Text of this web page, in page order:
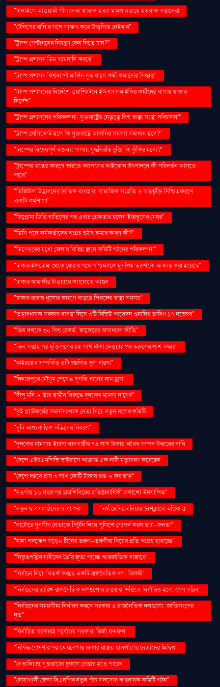
"টাঙ্গাইলে আওয়ামী লীগ নেতা ফারুক হত্যা মামলার রায়ে হতবাক সন্তানেরা
"টেনিসের রানি’র সঙ্গে সাক্ষাৎ করে উচ্ছ্বসিত নেইমার"
"ট্রাম্প পেন্টাগনের নিয়ন্ত্রণ কেন নিতে চান?"
"ট্রাম্প প্রশাসন ডিম আমদানি করবে"
"ট্রাম্প প্রশাসন বিশ্বব্যাপী মার্কিন দূতাবাসে কর্মী কমানোর সিদ্ধান্ত"
"ট্রাম্প প্রশাসনের নির্দেশে ওয়াশিংটনে ইউএসএআইডির কর্মীদের বাসায় থাকার
নির্দেশ"
"ট্রাম্প প্রশাসনের পরিকল্পনা: যুক্তরাষ্ট্রের নেতৃত্বে বিশ্ব স্বাস্থ্য সংস্থা পরিচালনা"
"ট্রাম্প প্রেসিডেন্ট হলে কি যুক্তরাষ্ট্রে আদানির সমস্যা সমাধান হবে?"
"ট্রাম্পের বিদ্বেষপূর্ণ বক্তব্য: গাজায় যুদ্ধবিরতি চুক্তি কি ঝুঁকির মধ্যে?"
"ট্রাম্পের শুল্কের কারণে ভারতে অ্যাপলের আইফোন উৎপাদনে কী পরিবর্তন আসতে
পারে"
"ডিজিটাল উদ্ভাবনের নৈতিক ব্যবহার: সামাজিক সংহতি ও অন্তর্ভুক্তি নিশ্চিতকরণে
একটি কর্মশালা"
"ডিপ্লোমা ডিগ্রি বাতিলের পর এবার গ্রেফতার হলেন ইস্তাম্বুলের মেয়র"
"ডিসি পদে কর্মকর্তাদের আগ্রহ হঠাৎ কমার কারণ কী?"
"ডিসেম্বরের মধ্যে জেলার বিভিন্ন স্থানে কমিটি গঠনের পরিকল্পনা"
"ঢাকার ইজতেমা থেকে ফেরার পথে পশ্চিমবঙ্গে মুসলিম তরুণকে আক্রান্ত করা হয়েছে"
"ঢাকার জাহাঙ্গীর টাওয়ারে ক্যাফেতে আগুন
"ঢাকার রাস্তায় ধুলোর কারণে বাড়ছে শিশুদের স্বাস্থ্য সমস্যা"
"তত্ত্বাবধায়ক সরকার ব্যবস্থা নিয়ে ৩টি রিভিউ আবেদন শুনানির তারিখ ১৭ নভেম্বর"
"তিন দশকে ৩০ বিশ্ব রেকর্ড: জাকেরের অসাধারণ কীর্তি"
"তিন সপ্তাহ পর মুক্তিপণের ২৫ লাখ টাকা দেওয়ার পর তরুণের লাশ উদ্ধার"
"থাইরয়েড সম্পর্কিত ৫টি প্রচলিত ভুল ধারণা"
"দিনাজপুরে মৌসুম শেষেও সুগন্ধি ধানের দাম হ্রাস"
"দীপু মনি ও তাঁর স্বামীর বিরুদ্ধে দুদকের মামলা দায়ের"
"দুই প্ল্যাটফর্মের সমানসংখ্যক নেতা নিয়ে নতুন দলের কমিটি
"দুটি আলংকারিক উদ্ভিদের বিবরণ"
"দুদকের মামলায় ইয়াবা ব্যবসায়ীর ৭৬ লাখ টাকার অবৈধ সম্পদ উদ্ধারের দাবি
"দেশে এইচএমপিভি ভাইরাসে আক্রান্ত এক নারী মৃত্যুবরণ করেছেন
"দেশে বছরে প্রায় ৩ লাখ কোটি টাকার শুল্ক ও কর ছাড়"
"নওগাঁয় ১৬ বছর পর ছাত্রশিবিরের প্রতিষ্ঠাবার্ষিকী প্রকাশ্যে উদযাপিত"
"নতুন ছাত্রসংগঠনের যাত্রা শুরু
"নর্থ মেসিডোনিয়ার নৈশক্লাবে অগ্নিকাণ্ড
"নাটোরে যুবলীগ নেতাকে পিটুনি দিয়ে পুলিশে সোপর্দ করল ছাত্র-জনতা"
"নানা পদক্ষেপ সত্ত্বেও চীনের তরুণ-তরুণীরা বিয়ের প্রতি আগ্রহ হারাচ্ছে"
"নিভৃতপল্লির নারীদের তৈরি জুতা পাচ্ছে আন্তর্জাতিক বাজারে"
"নির্বাচন নিয়ে বিতর্ক করছে একটি রাজনৈতিক দল: রিজভী"
"নির্বাচনের তারিখ রাজনৈতিক দলগুলোর চাওয়ার ভিত্তিতে নির্ধারিত হবে: প্রেস সচিব"
"নির্বাচনের সময়সীমা নির্ধারণ করবে সরকার ও রাজনৈতিক দলগুলো: জাতিসংঘের
দূত"
"নির্বাচিত সরকারই সর্বোত্তম সরকার: মির্জা ফখরুল"
"নিষিদ্ধ ঘোষণার পর ভোরবেলায় ঢাকার রাস্তায় ছাত্রলীগের নেতাদের মিছিল"
"নেতানিয়াহু যুক্তরাজ্যে ঢুকলে গ্রেপ্তার হতে পারেন
"নোয়াখালী জেলা বিএনপির নতুন পাঁচ সদস্যের আহ্বায়ক কমিটি গঠন"